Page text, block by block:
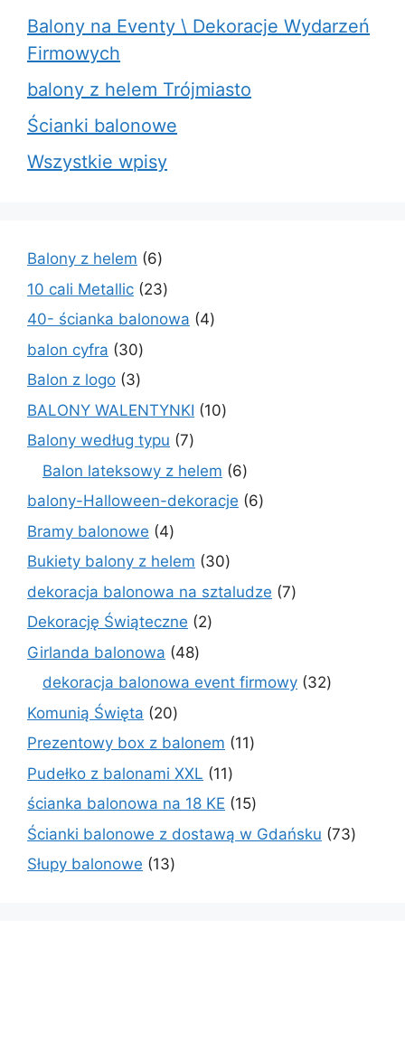
Balony na Eventy \ Dekoracje Wydarzeń
Firmowych
balony z helem Trójmiasto
Ścianki balonowe
Wszystkie wpisy
Balony z helem 66
produktów
10 cali Metallic 2323
produkty
40- ścianka balonowa 44
balon cyfra 3030
produktów
Balon z logo 33
produkty
BALONY WALENTYNKI 1010
Balony według typu 77
produktów
Balon lateksowy z helem 66
produktów
balony-Halloween-dekoracje 66
Bramy balonowe 44
produkty
Bukiety balony z helem 3030
produktów
dekoracja balonowa na sztaludze 77
Dekorację Świąteczne 22
Girlanda balonowa 4848
produktów
dekoracja balonowa event firmowy 3232
Komunią Święta 2020
produktów
Prezentowy box z balonem 1111
Pudełko z balonami XXL 1111
produktów
ścianka balonowa na 18 KE 1515
produktów
Ścianki balonowe z dostawą w Gdańsku 7373
Słupy balonowe 1313